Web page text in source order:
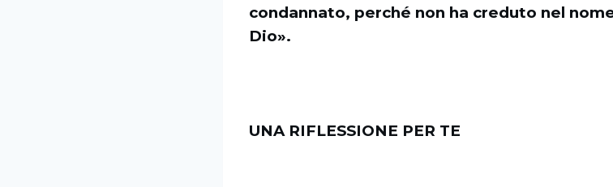
condannato, perché non ha creduto nel
Dio».
UNA RIFLESSIONE PER TE